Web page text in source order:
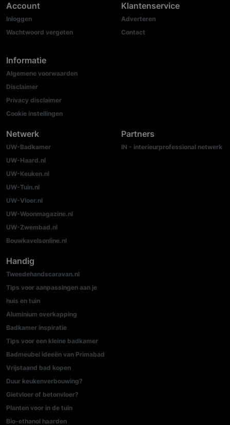
Account
Inloggen
Wachtwoord vergeten
Informatie
Algemene voorwaarden
Disclaimer
Privacy disclaimer
Cookie instellingen
Klantenservice
Adverteren
Contact
Netwerk
UW-Badkamer
UW-Haard.nl
UW-Keuken.nl
UW-Tuin.nl
UW-Vloer.nl
UW-Woonmagazine.nl
UW-Zwembad.nl
Bouwkavelsonline.nl
Partners
IN - interieurprofessional netwerk
Handig
Tweedehandscaravan.nl
Tips voor aanpassingen aan je
huis en tuin
Aluminium overkapping
Badkamer inspiratie
Tips voor een kleine badkamer
Badmeubel ideeën van Primabad
Vrijstaand bad kopen
Duur keukenverbouwing?
Gietvloer of betonvloer?
Planten voor in de tuin
Bio-ethanol haarden